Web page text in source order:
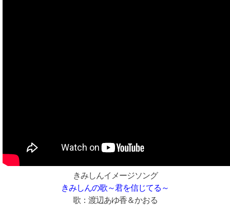
きみしんイメージソング
きみしんの歌～君を信じてる～
歌：渡辺あゆ香＆かおる